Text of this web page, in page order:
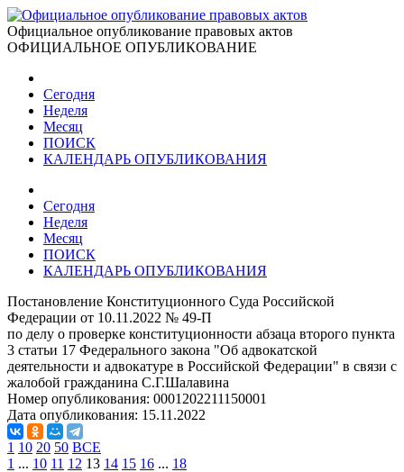
Официальное опубликование правовых актов
ОФИЦИАЛЬНОЕ ОПУБЛИКОВАНИЕ
Сегодня
Неделя
Месяц
ПОИСК
КАЛЕНДАРЬ ОПУБЛИКОВАНИЯ
Сегодня
Неделя
Месяц
ПОИСК
КАЛЕНДАРЬ ОПУБЛИКОВАНИЯ
Постановление Конституционного Суда Российской
Федерации от 10.11.2022 № 49-П
по делу о проверке конституционности абзаца второго пункта
3 статьи 17 Федерального закона "Об адвокатской
деятельности и адвокатуре в Российской Федерации" в связи с
жалобой гражданина С.Г.Шалавина
Номер опубликования: 0001202211150001
Дата опубликования: 15.11.2022
1 10 20 50 ВСЕ
1 ... 10 11 12 13 14 15 16 ... 18